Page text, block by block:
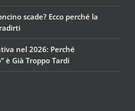
scade? Ecco perché la
nel 2026: Perché
è Già Troppo Tardi